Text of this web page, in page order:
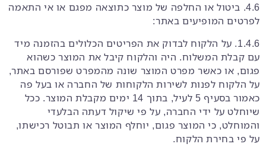
4.6. ביטול או החלפה של מוצר כתוצאה מפגם או אי התאמה
לפרטים המופיעים באתר:
1.4.6. על הלקוח לבדוק את הפריטים הכלולים בהזמנה מיד
עם קבלת המשלוח. היה והלקוח קיבל את המוצר כשהוא
פגום, או כאשר מפרט המוצר שונה מהמפרט שפורסם באתר,
על הלקוח לפנות לשירות הלקוחות של החברה או בעל פה
כאמור בסעיף ‎5 לעיל, בתוך 14 ימים מקבלת המוצר. ככל
שיוחלט על ידי החברה, על פי שיקול דעתה הבלעדי
והמוחלט, כי המוצר פגום, יוחלף המוצר או תבוטל רכישתו,
על פי בחירת הלקוח.